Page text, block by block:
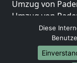
Umzug von
Umzug von
Umzug von
Umzug von
Umzug von
Diese